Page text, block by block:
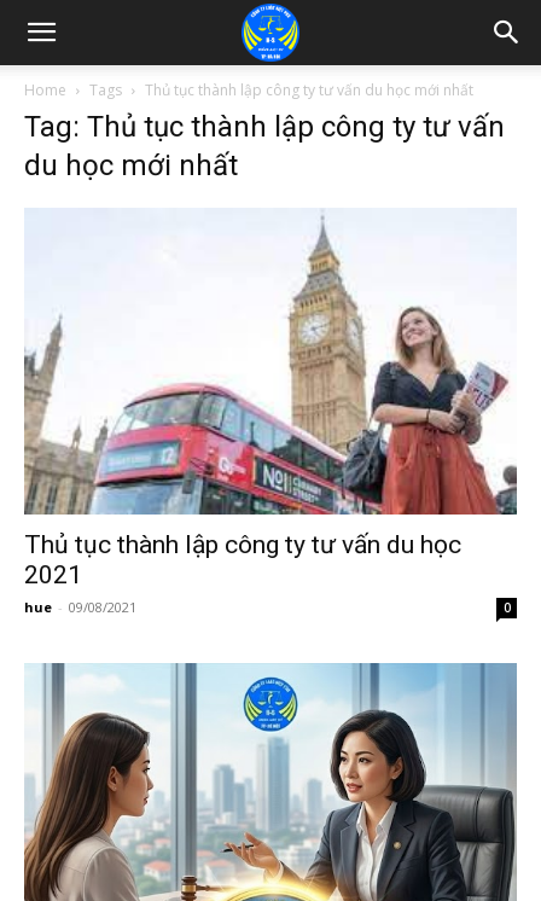
Home Tags Thủ tục thành lập công ty tư vấn du học mới nhất
Tag: Thủ tục thành lập công ty tư vấn
du học mới nhất
Thủ tục thành lập công ty tư vấn du học
2021
hue - 09/08/2021 0